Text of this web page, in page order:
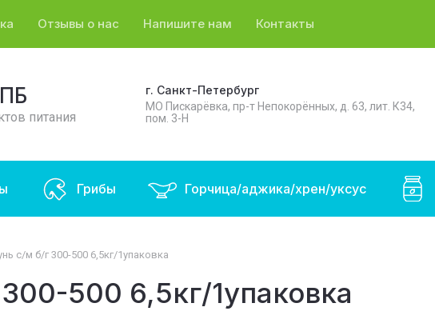
Отзывы о нас Напишите нам Контакты
питания
г. Санкт-Петербург
МО Пискарёвка, пр-т Непокорённых, д. 63, лит. К34,
пом. 3-Н
Грибы Горчица/аджика/хрен/уксус
с/м б/г 300-500 6,5кг/1упаковка
500 6,5кг/1упаковка